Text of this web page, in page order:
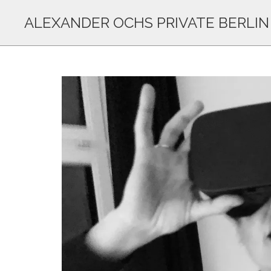
ALEXANDER OCHS PRIVATE BERLIN